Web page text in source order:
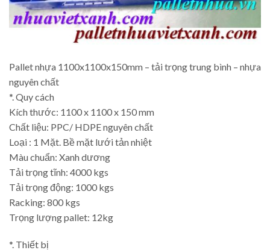
Pallet nhựa 1100x1100x150mm – tải trọng trung bình – nhựa
nguyên chất
*. Quy cách
Kích thước: 1100 x 1100 x 150 mm
Chất liệu: PPC/ HDPE nguyên chất
Loại : 1 Mặt. Bề mặt lưới tản nhiệt
Màu chuẩn: Xanh dương
Tải trọng tĩnh: 4000 kgs
Tải trọng động: 1000 kgs
Racking: 800 kgs
Trọng lượng pallet: 12kg
*. Thiết bị